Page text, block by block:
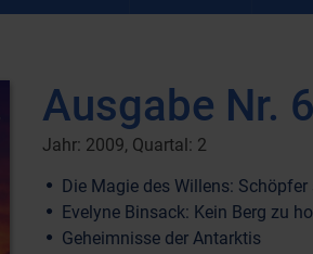
Ausgabe Nr.
Jahr: 2009, Quartal: 2
Die Magie des Willens:
Evelyne Binsack: Kein Berg zu
Geheimnisse der Antarktis